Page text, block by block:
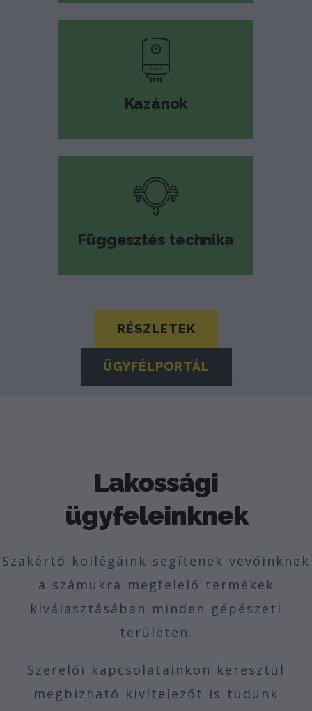
Kazánok
Függesztés technika
RÉSZLETEK
ÜGYFÉLPORTÁL
Lakossági
ügyfeleinknek
Szakértő kollégáink segítenek vevőinknek
a számukra megfelelő termékek
kiválasztásában minden gépészeti
területen.
Szerelői kapcsolatainkon keresztül
megbízható kivitelezőt is tudunk